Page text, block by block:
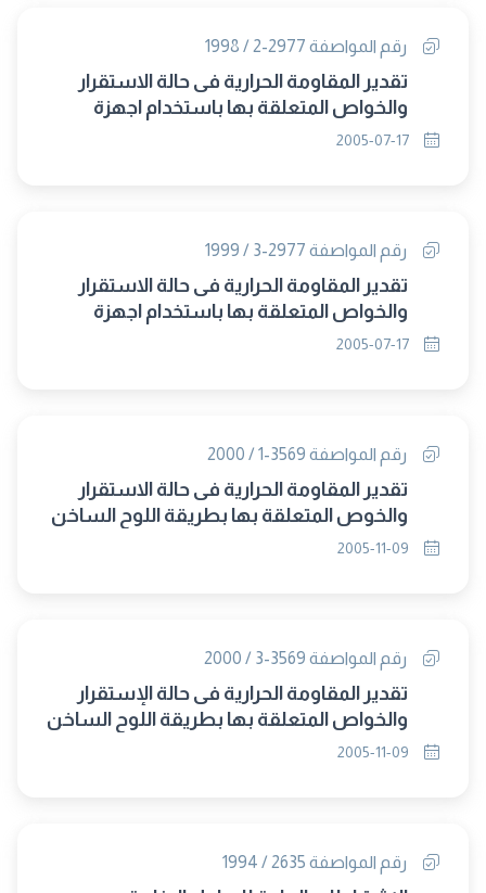
رقم المواصفة 2977-2 / 1998
تقدير المقاومة الحرارية فى حالة الاستقرار
والخواص المتعلقة بها باستخدام اجهزة
قياس التدفق الحرارى الجزء : الثانى الاجهزة
رقم المواصفة 2977-3 / 1999
تقدير المقاومة الحرارية فى حالة الاستقرار
والخواص المتعلقة بها باستخدام اجهزة
رقم المواصفة 3569-1 / 2000
تقدير المقاومة الحرارية فى حالة الاستقرار
والخوص المتعلقة بها بطريقة اللوح الساخن
المحمى الجزء : الأول عام
رقم المواصفة 3569-3 / 2000
تقدير المقاومة الحرارية فى حالة الإستقرار
والخواص المتعلقة بها بطريقة اللوح الساخن
المحمى الجزء : الثالث طرق الاختبار
رقم المواصفة 2635 / 1994